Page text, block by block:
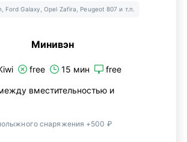
Ford Galaxy, Opel Zafira, Peugeot 807 и т.п.
Минивэн
free 15 мин free
вместительностью и
снаряжения +500 ₽